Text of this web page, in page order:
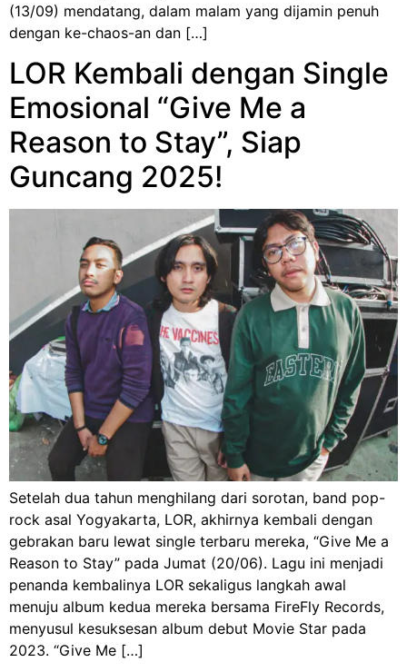
(13/09) mendatang, dalam malam yang dijamin penuh
dengan ke-chaos-an dan […]
LOR Kembali dengan Single
Emosional “Give Me a
Reason to Stay”, Siap
Guncang 2025!
Setelah dua tahun menghilang dari sorotan, band pop-
rock asal Yogyakarta, LOR, akhirnya kembali dengan
gebrakan baru lewat single terbaru mereka, “Give Me a
Reason to Stay” pada Jumat (20/06). Lagu ini menjadi
penanda kembalinya LOR sekaligus langkah awal
menuju album kedua mereka bersama FireFly Records,
menyusul kesuksesan album debut Movie Star pada
2023. “Give Me […]